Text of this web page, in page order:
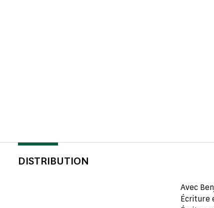
DISTRIBUTION
Avec
Écriture